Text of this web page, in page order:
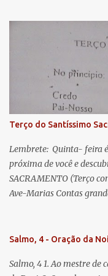
lágrimas. Eia, pois,
misericordiosos a nós
Jesus. Bendito é o fruto
doce e sempre Virgem
Para que sejamos
Terço do Santíssimo
Lembrete: Quinta- feira
próxima de você e
SACRAMENTO (Terço
Ave-Marias Contas
Vós morra eu! Nas contas
que nos salva, dá-nos
Salmo, 4 - Oração da
Salmo, 4 1. Ao mestre de